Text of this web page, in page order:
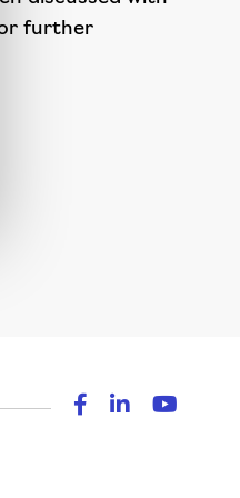
further